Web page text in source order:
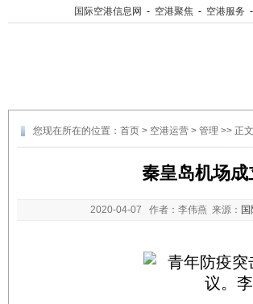
国际空港信息网 - 空港聚焦 - 空港服务 -
您现在所在的位置： 首页 > 空港运营 > 管理 >> 正文
秦皇岛机场
2020-04-07 作者：李伟燕 来源：